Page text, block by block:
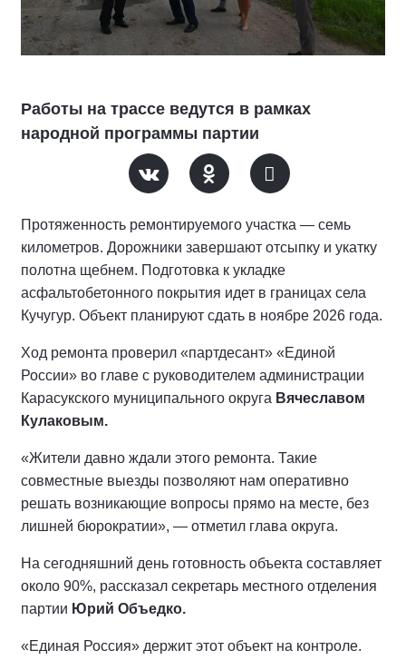
Работы на трассе ведутся в рамках
народной программы партии
Протяженность ремонтируемого участка — семь
километров. Дорожники завершают отсыпку и укатку
полотна щебнем. Подготовка к укладке
асфальтобетонного покрытия идет в границах села
Кучугур. Объект планируют сдать в ноябре 2026 года.
Ход ремонта проверил «партдесант» «Единой
России» во главе с руководителем администрации
Карасукского муниципального округа Вячеславом
Кулаковым.
«Жители давно ждали этого ремонта. Такие
совместные выезды позволяют нам оперативно
решать возникающие вопросы прямо на месте, без
лишней бюрократии», — отметил глава округа.
На сегодняшний день готовность объекта составляет
около 90%, рассказал секретарь местного отделения
партии Юрий Объедко.
«Единая Россия» держит этот объект на контроле.